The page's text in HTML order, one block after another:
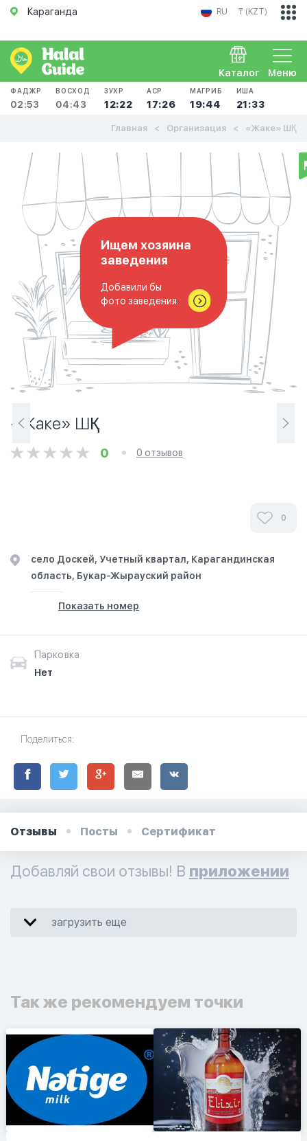
Караганда RU ₸ (KZT)
Меню
Каталог
ФАДЖР
02:53
ВОСХОД
04:43
ЗУХР
12:22
АСР
17:26
МАГРИБ
19:44
ИША
21:33
Главная Организация «Жаке» ШҚ
Ищем хозяина
заведения
Добавили бы
фото заведения..
«Жаке» ШҚ
0 0 отзывов
0
село Доскей, Учетный квартал, Карагандинская
область, Букар-Жырауский район
Показать номер
Парковка
Нет
Поделиться:
Отзывы Посты Сертификат
Добавляй свои отзывы! В приложении
загрузить еще
Так же рекомендуем точки